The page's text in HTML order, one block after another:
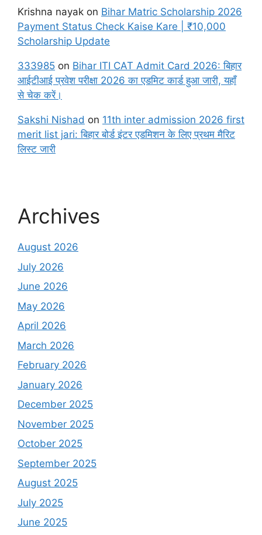
Krishna nayak on Bihar Matric Scholarship 2026
Payment Status Check Kaise Kare | ₹10,000
Scholarship Update
333985 on Bihar ITI CAT Admit Card 2026: बिहार
आईटीआई प्रवेश परीक्षा 2026 का एडमिट कार्ड हुआ जारी, यहाँ
से चेक करें।
Sakshi Nishad on 11th inter admission 2026 first
merit list jari: बिहार बोर्ड इंटर एडमिशन के लिए प्रथम मैरिट
लिस्ट जारी
Archives
August 2026
July 2026
June 2026
May 2026
April 2026
March 2026
February 2026
January 2026
December 2025
November 2025
October 2025
September 2025
August 2025
July 2025
June 2025